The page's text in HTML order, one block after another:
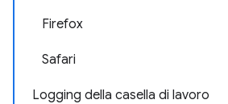
Firefox
Safari
Logging della casella di lavoro